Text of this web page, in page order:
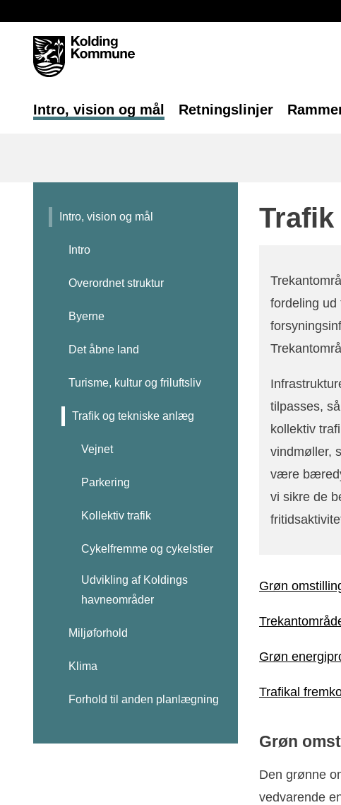
Intro, vision og mål Retningslinjer
Intro, vision og mål
Intro
Overordnet struktur
Byerne
Det åbne land
Turisme, kultur og friluftsliv
Trafik og tekniske anlæg
Vejnet
Parkering
Kollektiv trafik
Cykelfremme og cykelstier
Udvikling af Koldings
havneområder
Miljøforhold
Klima
Forhold til anden planlægning
fordeling ud
tilpasses,
kollektiv
vindmøller,
være
vi sikre de
Grøn
Grøn
Trafikal
Grøn
Den grønne
vedvarende